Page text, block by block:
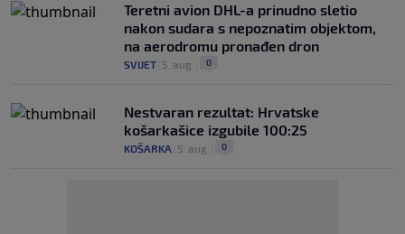
Teretni avion DHL-a prinudno sletio
nakon sudara s nepoznatim objektom,
na aerodromu pronađen dron
SVIJET 5. aug. 0
Nestvaran rezultat: Hrvatske
košarkašice izgubile 100:25
KOŠARKA 5. aug. 0